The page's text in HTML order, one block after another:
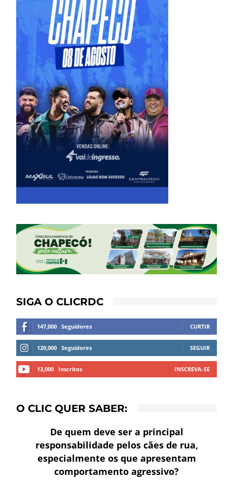
SIGA O CLICRDC
147,000 Seguidores CURTIR
120,000 Seguidores SEGUIR
13,000 Inscritos INSCREVA-SE
O CLIC QUER SABER:
De quem deve ser a principal
responsabilidade pelos cães de rua,
especialmente os que apresentam
comportamento agressivo?